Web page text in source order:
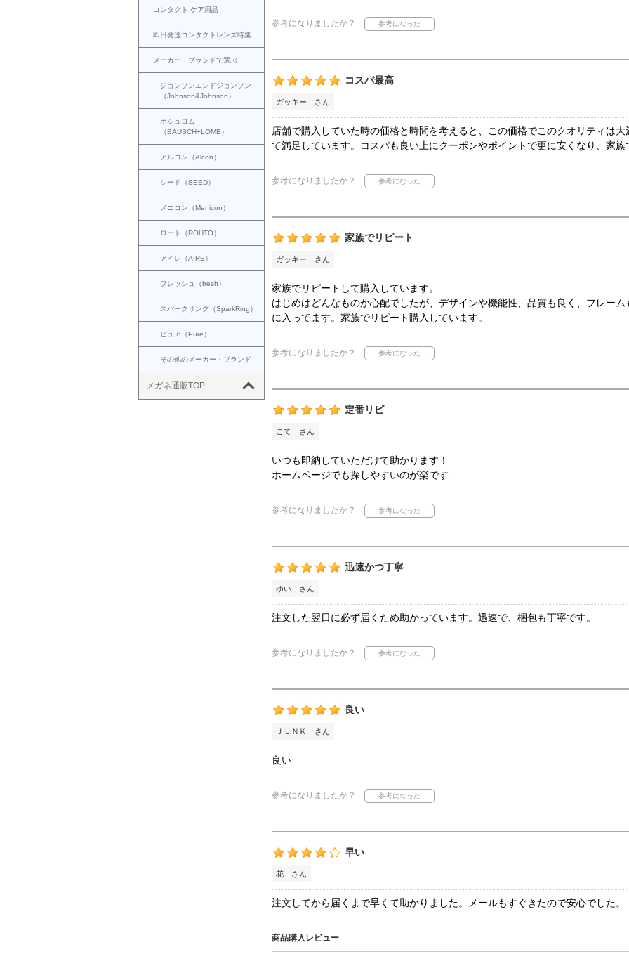
コンタクト ケア用品
即日発送コンタクトレンズ特集
メーカー・ブランドで選ぶ
ジョンソンエンドジョンソン
（Johnson&Johnson）
ボシュロム
（BAUSCH+LOMB）
アルコン（Alcon）
シード（SEED）
メニコン（Menicon）
ロート（ROHTO）
アイレ（AIRE）
フレッシュ（fresh）
スパークリング（SparkRing）
ピュア（Pure）
その他のメーカー・ブランド
メガネ通販TOP
参考になりましたか？
コスパ最高
ガッキー さん
店舗で購入していた時の価格と時間を考えると、この価格でこのクオリティは
て満足しています。コスパも良い上にクーポンやポイントで更に安くなり、家族
参考になりましたか？
家族でリピート
ガッキー さん
家族でリピートして購入しています。
はじめはどんなものか心配でしたが、デザインや機能性、品質も良く、フレー
に入ってます。家族でリピート購入しています。
参考になりましたか？
定番リピ
こて さん
いつも即納していただけて助かります！
ホームページでも探しやすいのが楽です
参考になりましたか？
迅速かつ丁寧
ゆい さん
注文した翌日に必ず届くため助かっています。迅速で、梱包も丁寧です。
参考になりましたか？
良い
ＪＵＮＫ さん
良い
参考になりましたか？
早い
花 さん
注文してから届くまで早くて助かりました。メールもすぐきたので安心でした。
商品購入レビュー